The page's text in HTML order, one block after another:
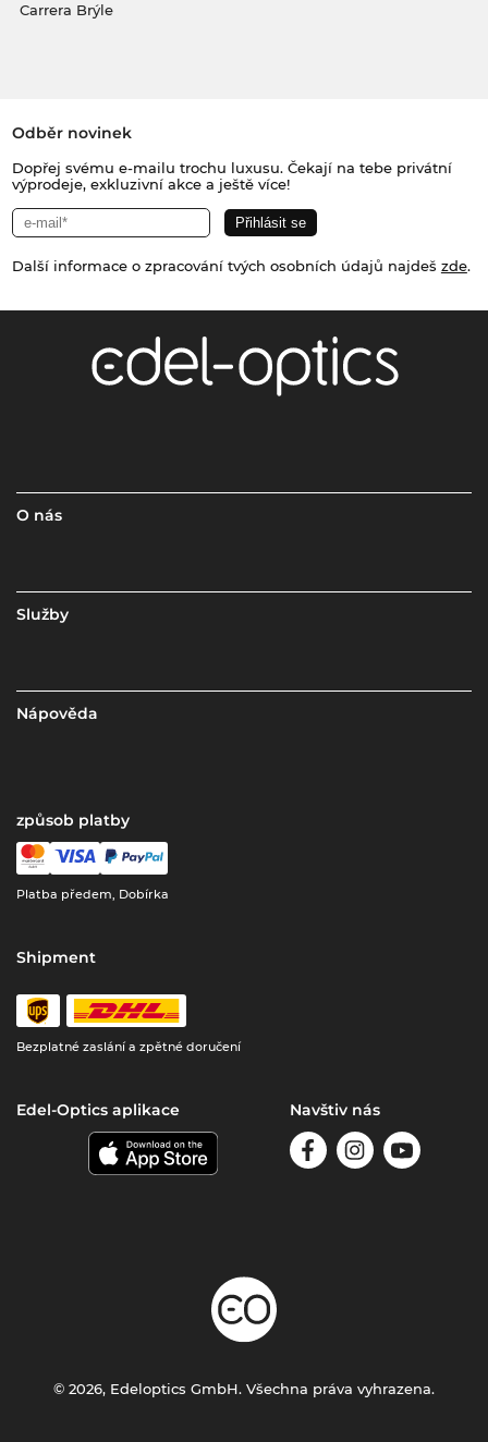
Carrera Brýle
Odběr novinek
Dopřej svému e-mailu trochu luxusu. Čekají na tebe privátní
výprodeje, exkluzivní akce a ještě více!
Další informace o zpracování tvých osobních údajů najdeš zde.
O nás
Služby
Nápověda
způsob platby
Platba předem, Dobírka
Shipment
Bezplatné zaslání a zpětné doručení
Edel-Optics aplikace Navštiv nás
© 2026, Edeloptics GmbH. Všechna práva vyhrazena.